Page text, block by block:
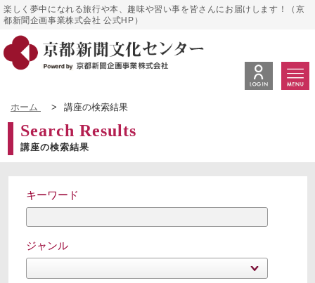
楽しく夢中になれる旅行や本、趣味や習い事を皆さんにお届けします！（京
都新聞企画事業株式会社 公式HP）
ホーム > 講座の検索結果
Search Results
講座の検索結果
キーワード
ジャンル